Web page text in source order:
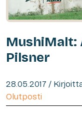
MushiMalt:
Pilsner
28.05.2017 /
Olutposti